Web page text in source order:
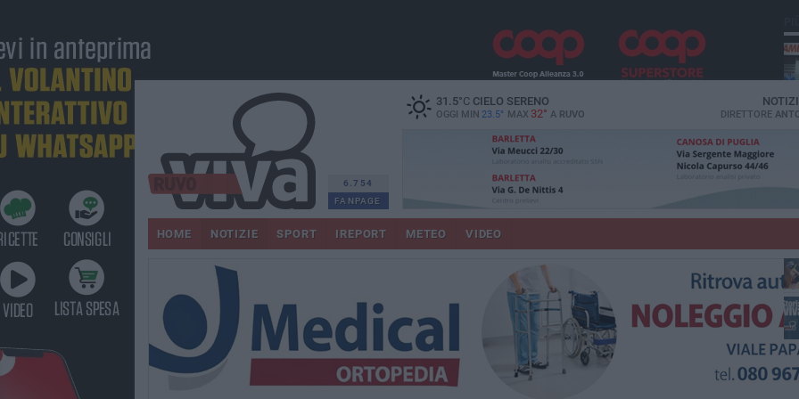
6.754
FANPAGE
31.5°CCIELO SERENO
OGGI MIN 23.5° MAX 32° A RUVO DIRETTORE
HOME NOTIZIE SPORT IREPORT METEO VIDEO